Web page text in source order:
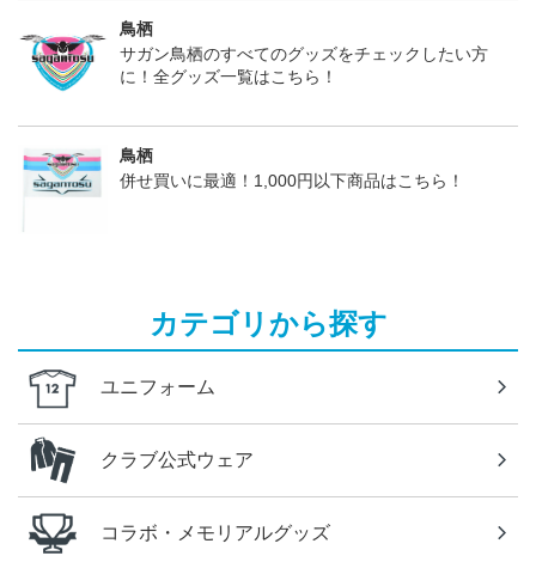
鳥栖
サガン鳥栖のすべてのグッズをチェックしたい方
に！全グッズ一覧はこちら！
鳥栖
併せ買いに最適！1,000円以下商品はこちら！
カテゴリから探す
ユニフォーム
クラブ公式ウェア
コラボ・メモリアルグッズ